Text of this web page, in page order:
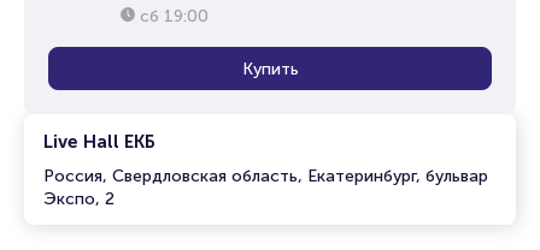
Live Hall ЕКБ
Россия, Свердловская область, Екатеринбург, бульвар
Экспо, 2
сб 19:00
Купить